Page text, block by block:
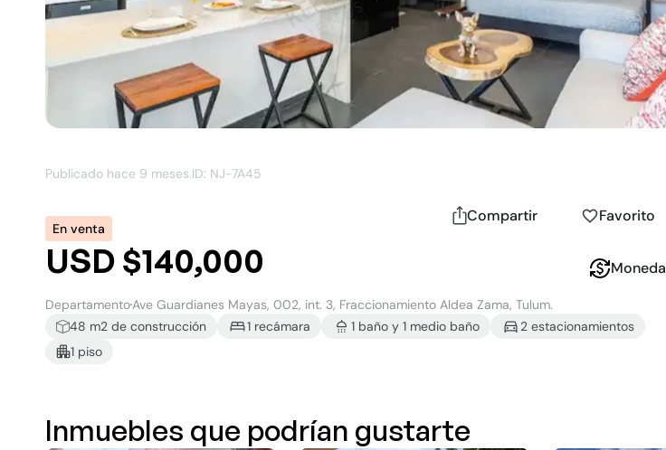
Publicado hace 9 meses.ID: NJ-7A45
En venta
Compartir Favorito
USD $140,000 Moneda
DepartamentoAve Guardianes Mayas, 002, int. 3, Fraccionamiento Aldea Zama, Tulum.
48 m2 de construcción 1 recámara 1 baño y 1 medio baño 2 estacionamientos
1 piso
Inmuebles que podrían gustarte